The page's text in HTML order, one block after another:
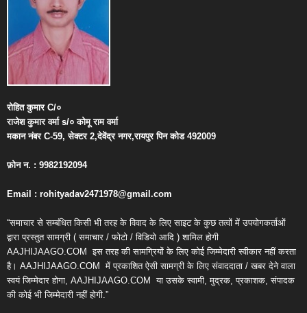
रोहित कुमारC/०
राजेश कुमार वर्माs/० कोमू राम वर्मा
मकान नंबरC-59,सेक्टर2,देवेंद्र नगर,रायपुर पिन कोड492009
फ़ोन न. : 9982192094
Email : rohityadav2471978@gmail.com
“समाचार से सम्बंधित किसी भी तरह के विवाद के लिए साइट के कुछ तत्वों में उपयोगकर्ताओं
द्वारा प्रस्तुत सामग्री ( समाचार / फोटो / विडियो आदि ) शामिल होगी
AAJHIJAAGO.COM इस तरह की सामग्रियों के लिए कोई जिम्मेदारी स्वीकार नहीं करता
है। AAJHIJAAGO.COM में प्रकाशित ऐसी सामग्री के लिए संवाददाता / खबर देने वाला
स्वयं जिम्मेदार होगा, AAJHIJAAGO.COM या उसके स्वामी, मुद्रक, प्रकाशक, संपादक
की कोई भी जिम्मेदारी नहीं होगी.”